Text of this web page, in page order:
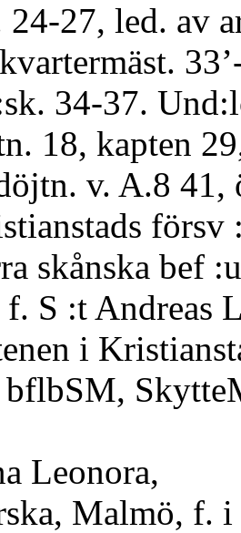
24-27, led. av
34-37.
18, kapten
v. A.8 41,
försv
skånska bef
S :t Andreas
i
bflbSM,
Leonora,
Malmö, f.